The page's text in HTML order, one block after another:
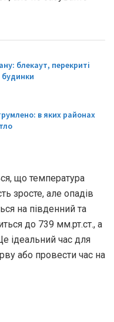
блекаут, перекриті
будинки
в яких районах
що температура
зросте, але опадів
на південний та
до 739 мм.рт.ст., а
ідеальний час для
або провести час на